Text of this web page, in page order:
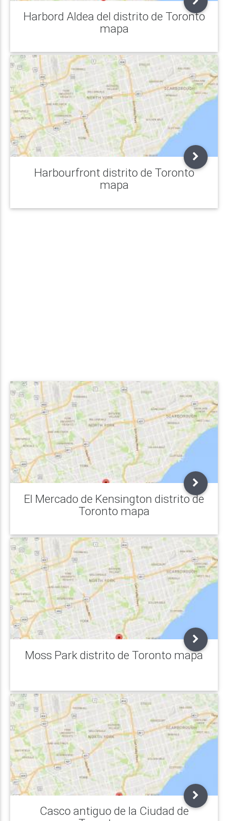
Harbord Aldea del distrito de Toronto
mapa
Harbourfront distrito de Toronto
mapa
El Mercado de Kensington distrito de
Toronto mapa
Moss Park distrito de Toronto mapa
Casco antiguo de la Ciudad de